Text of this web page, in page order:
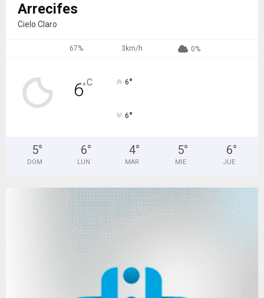
Arrecifes
Cielo Claro
67% 3km/h 0%
6°C 6°
6°
5°
DOM
6°
LUN
4°
MAR
5°
MIE
6°
JUE